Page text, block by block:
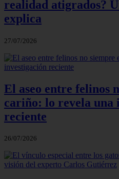
realidad atigrados?
explica
27/07/2026
El aseo entre felinos
cariño: lo revela una
reciente
26/07/2026